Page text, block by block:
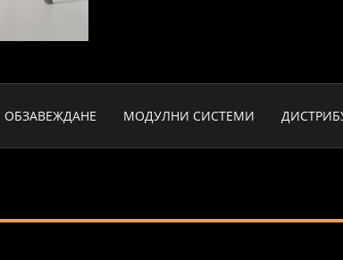
ОБЗАВЕЖДАНЕ МОДУЛНИ СИСТЕМИ